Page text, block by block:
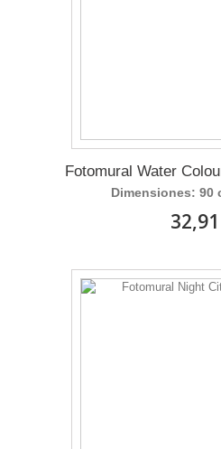
Fotomural Water
Dimensiones: 90